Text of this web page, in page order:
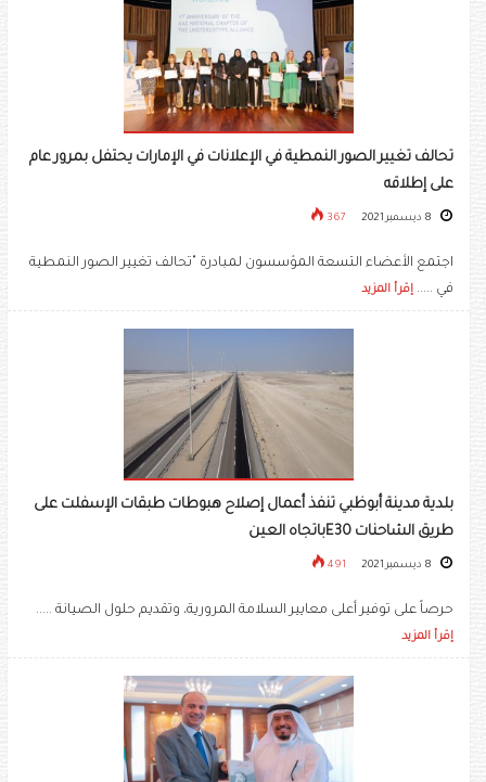
تحالف تغيير الصور النمطية في الإعلانات في الإمارات يحتفل بمرور عام
على إطلاقه
367
اجتمع الأعضاء التسعة المؤسسون لمبادرة "تحالف تغيير الصور النمطية
في ..... إقرأ المزيد
بلدية مدينة أبوظبي تنفذ أعمال إصلاح هبوطات طبقات الإسفلت على
طريق الشاحنات E30باتجاه العين
491
حرصاً على توفير أعلى معايير السلامة المرورية، وتقديم حلول الصيانة .....
إقرأ المزيد